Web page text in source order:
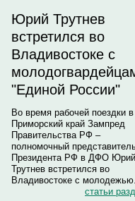
Юрий Трутнев
встретился во
Владивостоке с
"Единой России"
Во время рабочей поездки в
Приморский край Зампред
Правительства РФ –
полномочный
Президента РФ в ДФО Юрий
Трутнев встретился во
Владивостоке с молодежью.
статьи